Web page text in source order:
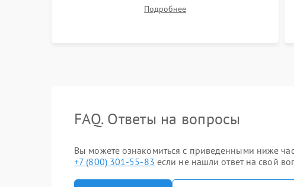
двигателя. Полировка челночного устройства
Подробнее
FAQ. Ответы на вопросы
Вы можете ознакомиться с приведенными ниже
+7 (800) 301-55-83 если не нашли ответ на свой